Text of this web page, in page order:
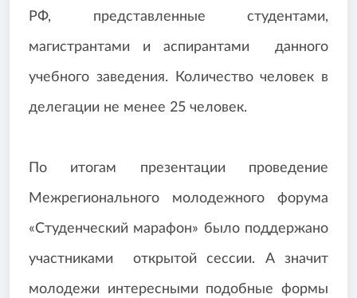
РФ, представленные студентами,
магистрантами и аспирантами данного
учебного заведения. Количество человек в
делегации не менее 25 человек.
По итогам презентации проведение
Межрегионального молодежного форума
«Студенческий марафон» было поддержано
участниками открытой сессии. А значит
молодежи интересными подобные формы